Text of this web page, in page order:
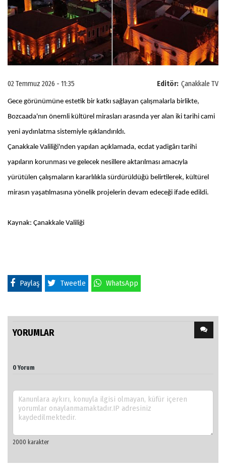
Editör: Çanakkale TV
02 Temmuz 2026 - 11:35
Gece görünümüne estetik bir katkı sağlayan çalışmalarla birlikte,
Bozcaada'nın önemli kültürel mirasları arasında yer alan iki tarihi cami
yeni aydınlatma sistemiyle ışıklandırıldı.
Çanakkale Valiliği'nden yapılan açıklamada, ecdat yadigârı tarihi
yapıların korunması ve gelecek nesillere aktarılması amacıyla
yürütülen çalışmaların kararlılıkla sürdürüldüğü belirtilerek, kültürel
mirasın yaşatılmasına yönelik projelerin devam edeceği ifade edildi.
Kaynak: Çanakkale Valiliği
Paylaş Tweetle WhatsApp
YORUMLAR
0 Yorum